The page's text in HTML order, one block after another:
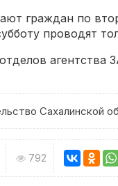
граждан по
проводят
агентства
Сахалинской
792